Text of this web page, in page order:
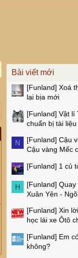
Bài viết mới
[Funland] Xoá
lại bịa mới
[Funland] Vật lí
chuẩn bị tài liệu
N [Funland] Cậu
Cậu vàng Mếc
[Funland] 1 củ
H [Funland] Quay
Xuân Yên -
[Funland] Xin
học lái xe Ôtô
[Funland] Em
không?